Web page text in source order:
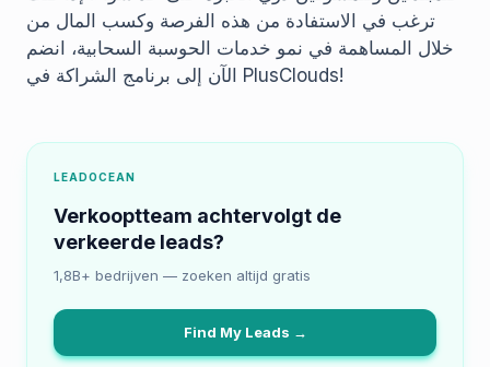
ترغب في الاستفادة من هذه الفرصة وكسب المال من
خلال المساهمة في نمو خدمات الحوسبة السحابية، انضم
الآن إلى برنامج الشراكة في PlusClouds!
LEADOCEAN
Verkooptteam achtervolgt de
verkeerde leads?
1,8B+ bedrijven — zoeken altijd gratis
Find My Leads →